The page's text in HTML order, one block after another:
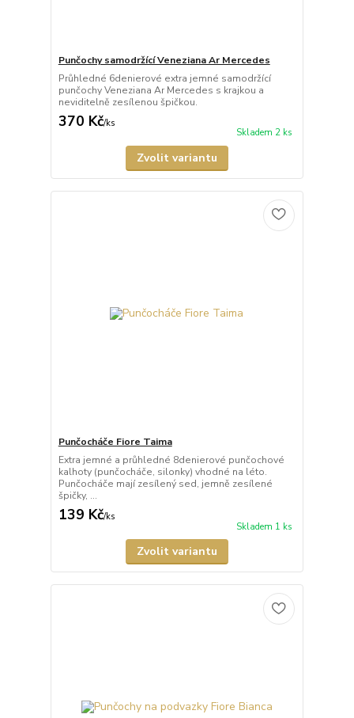
Punčochy samodržící Veneziana Ar Mercedes
Průhledné 6denierové extra jemné samodržící
punčochy Veneziana Ar Mercedes s krajkou a
neviditelně zesílenou špičkou.
370 Kč/ks
Skladem 2 ks
Zvolit variantu
Punčocháče Fiore Taima
Extra jemné a průhledné 8denierové punčochové
kalhoty (punčocháče, silonky) vhodné na léto.
Punčocháče mají zesílený sed, jemně zesílené
špičky, ...
139 Kč/ks
Skladem 1 ks
Zvolit variantu